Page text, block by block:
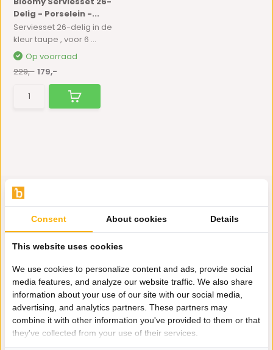
Delig - Porselein -...
Serviesset 26-delig in de
kleur taupe , voor 6 ...
Op voorraad
229,- 179,-
Hulp nodig?
Wij zitten voor je klaar.
Whatsapp ons
0162-231130
klantenservice@bazaaronline.nl
Consent About cookies Details
This website uses cookies
We use cookies to personalize content and ads, provide social
media features, and analyze our website traffic. We also share
information about your use of our site with our social media,
advertising, and analytics partners. These partners may
combine it with other information you've provided to them or that
they've collected from your use of their services.